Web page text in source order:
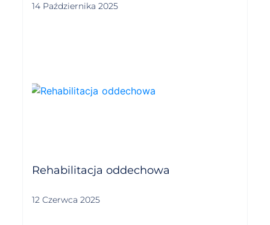
14 Października 2025
Rehabilitacja oddechowa
12 Czerwca 2025